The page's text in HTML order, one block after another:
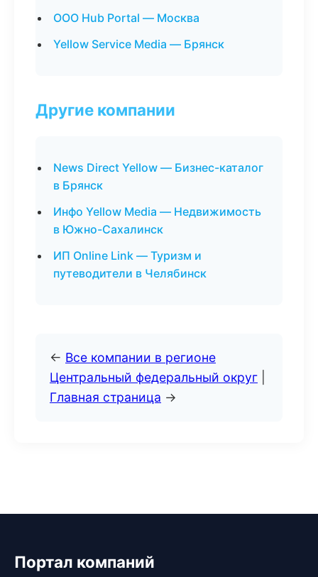
ООО Hub Portal — Москва
Yellow Service Media — Брянск
Другие компании
News Direct Yellow — Бизнес-каталог
в Брянск
Инфо Yellow Media — Недвижимость
в Южно-Сахалинск
ИП Online Link — Туризм и
путеводители в Челябинск
← Все компании в регионе
Центральный федеральный округ
Главная страница →
Портал компаний